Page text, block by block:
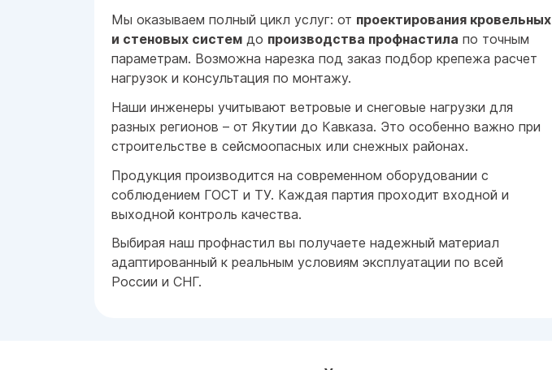
Мы оказываем полный цикл услуг: от проектирования кровельных
и стеновых систем до производства профнастила по точным
параметрам. Возможна нарезка под заказ подбор крепежа расчет
нагрузок и консультация по монтажу.
Наши инженеры учитывают ветровые и снеговые нагрузки для
разных регионов – от Якутии до Кавказа. Это особенно важно при
строительстве в сейсмоопасных или снежных районах.
Продукция производится на современном оборудовании с
соблюдением ГОСТ и ТУ. Каждая партия проходит входной и
выходной контроль качества.
Выбирая наш профнастил вы получаете надежный материал
адаптированный к реальным условиям эксплуатации по всей
России и СНГ.